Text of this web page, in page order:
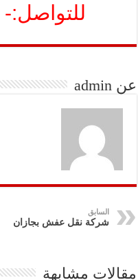
للتواصل:- 0508526035
عن admin
السابق
شركة نقل عفش بجازان
مقالات مشابهة